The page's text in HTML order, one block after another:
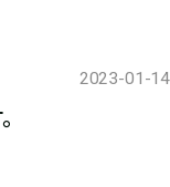
2023-01-14